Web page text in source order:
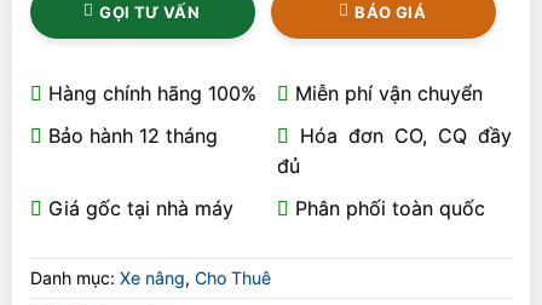
GỌI TƯ VẤN BÁO GIÁ
Hàng chính hãng 100%
Miễn phí vận chuyển
Bảo hành 12 tháng
Hóa đơn CO, CQ đầy
đủ
Giá gốc tại nhà máy
Phân phối toàn quốc
Danh mục: Xe nâng, Cho Thuê